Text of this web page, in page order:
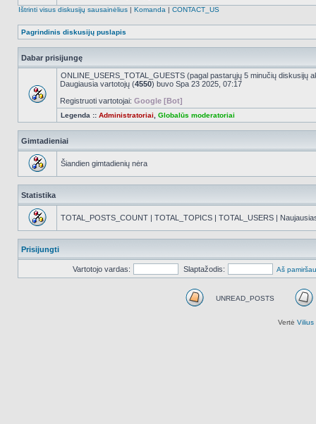
Ištrinti visus diskusijų sausainėlius | Komanda | CONTACT_US
Pagrindinis diskusijų puslapis
Dabar prisijungę
ONLINE_USERS_TOTAL_GUESTS (pagal pastarųjų 5 minučių diskusijų
Daugiausia vartotojų (4550) buvo Spa 23 2025, 07:17
Registruoti vartotojai: Google [Bot]
Legenda :: Administratoriai Globalūs moderatoriai
Gimtadieniai
Šiandien gimtadienių nėra
Statistika
TOTAL_POSTS_COUNT | TOTAL_TOPICS | TOTAL_USERS |
Prisijungti
Vartotojo vardas: Slaptažodis: Aš
UNREAD_POSTS
Vertė Vilius